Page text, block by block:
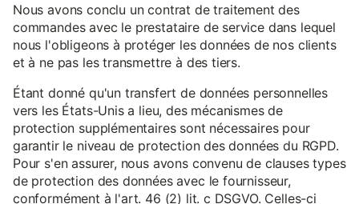
Nous avons conclu un contrat de traitement des
commandes avec le prestataire de service dans lequel
nous l'obligeons à protéger les données de nos clients
et à ne pas les transmettre à des tiers.
Étant donné qu'un transfert de données personnelles
vers les États-Unis a lieu, des mécanismes de
protection supplémentaires sont nécessaires pour
garantir le niveau de protection des données du RGPD.
Pour s'en assurer, nous avons convenu de clauses types
de protection des données avec le fournisseur,
conformément à l'art. 46 (2) lit. c DSGVO. Celles-ci